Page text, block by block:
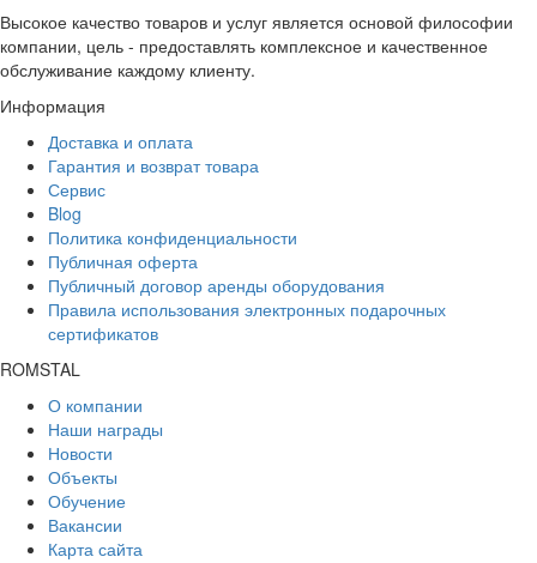
Высокое качество товаров и услуг является основой философии
компании, цель - предоставлять комплексное и качественное
обслуживание каждому клиенту.
Информация
Доставка и оплата
Гарантия и возврат товара
Сервис
Blog
Политика конфиденциальности
Публичная оферта
Публичный договор аренды оборудования
Правила использования электронных подарочных
сертификатов
ROMSTAL
О компании
Наши награды
Новости
Объекты
Обучение
Вакансии
Карта сайта